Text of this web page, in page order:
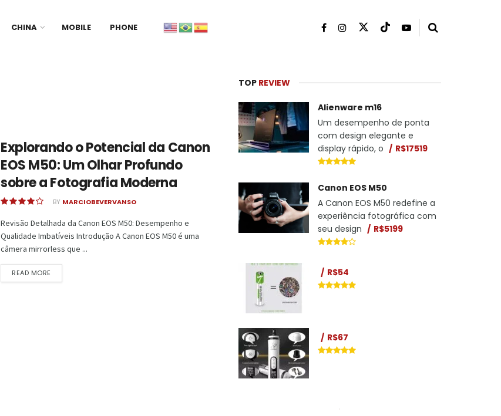
CHINA MOBILE PHONE
Explorando o Potencial da Canon
EOS M50: Um Olhar Profundo
sobre a Fotografia Moderna
BY MARCIOBEVERVANSO
Revisão Detalhada da Canon EOS M50: Desempenho e
Qualidade Imbatíveis Introdução A Canon EOS M50 é uma
câmera mirrorless que ...
READ MORE
TOP REVIEW
Alienware m16
Um desempenho de ponta
com design elegante e
display rápido, o
R$17519
Canon EOS M50
A Canon EOS M50 redefine a
experiência fotográfica com
seu design
R$5199
R$54
R$67